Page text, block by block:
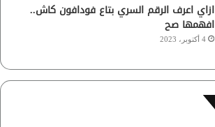
ازاي اعرف الرقم السري بتاع فودافون كاش..
افهمها صح
4 أكتوبر، 2023